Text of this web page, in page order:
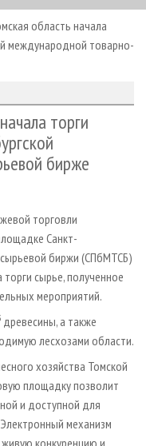
область начала
международной товарно-
торги
бирже
торговли
Санкт-
биржи (СПбМТСБ)
торги сырье, полученное
мероприятий.
древесины, а также
лесхозами области.
хозяйства Томской
площадку позволит
и доступной для
механизм
конкуренцию и